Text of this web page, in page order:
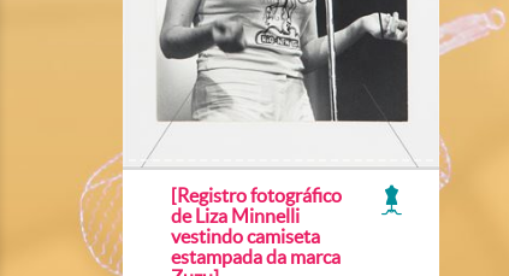
[Registro fotográfico
de Liza Minnelli
vestindo camiseta
estampada da marca